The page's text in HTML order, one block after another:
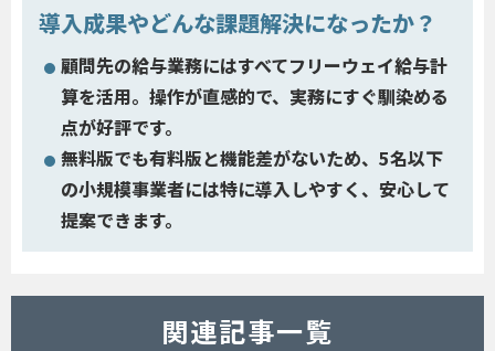
導入成果やどんな課題解決になったか？
顧問先の給与業務にはすべてフリーウェイ給与計
算を活用。操作が直感的で、実務にすぐ馴染める
点が好評です。
無料版でも有料版と機能差がないため、5名以下
の小規模事業者には特に導入しやすく、安心して
提案できます。
関連記事一覧